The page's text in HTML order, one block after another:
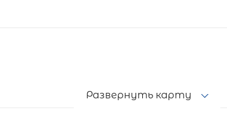
Развернуть карту